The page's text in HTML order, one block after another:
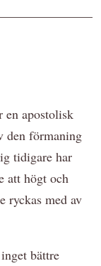
en apostolisk
den förmaning
tidigare har
att högt och
ryckas med av
bättre